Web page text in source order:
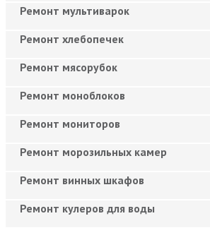
Ремонт мультиварок
Ремонт хлебопечек
Ремонт мясорубок
Ремонт моноблоков
Ремонт мониторов
Ремонт морозильных камер
Ремонт винных шкафов
Ремонт кулеров для воды